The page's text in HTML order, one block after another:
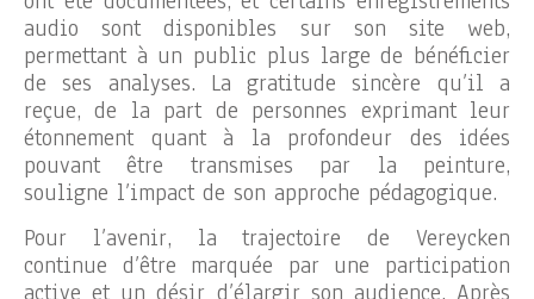
audio sont disponibles sur son site web,
permettant à un public plus large de bénéficier
de ses analyses. La gratitude sincère qu’il a
reçue, de la part de personnes exprimant leur
étonnement quant à la profondeur des idées
pouvant être transmises par la peinture,
souligne l’impact de son approche pédagogique.
Pour l’avenir, la trajectoire de Vereycken
continue d’être marquée par une participation